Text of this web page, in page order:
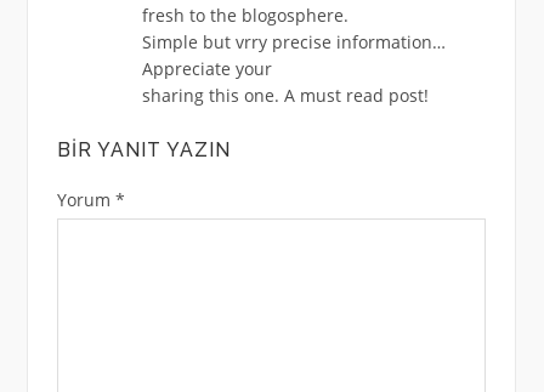
fresh to the blogosphere.
Simple but vrry precise information…
Appreciate your
sharing this one. A must read post!
BIR YANIT YAZIN
Yorum *